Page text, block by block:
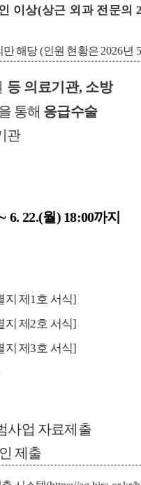
인 이상(상근 외과 전문의
만 해당(인원 현황은 2026년 5
등 의료기관, 소방
통해 응급수술
관
6. 22.(월) 18:00까지
지 제1 호 서식]
지 제2호 서식]
지 제3호 서식]
사업 자료제출
제출